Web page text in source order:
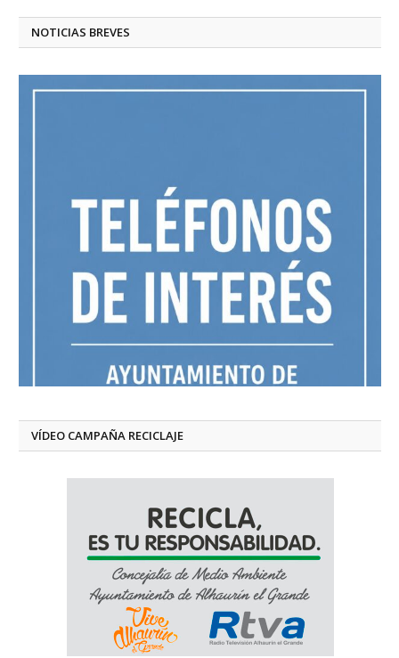
NOTICIAS BREVES
VÍDEO CAMPAÑA RECICLAJE